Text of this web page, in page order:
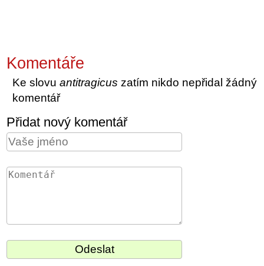
Komentáře
Ke slovuantitragicus zatím nikdo nepřidal žádný
komentář
Přidat nový komentář